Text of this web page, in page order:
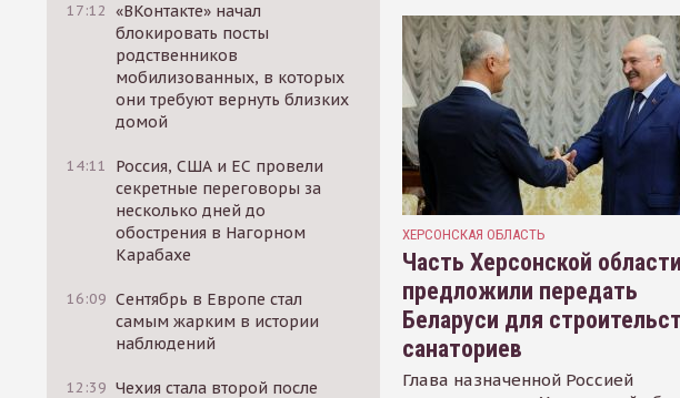
17:12 «ВКонтакте» начал
блокировать посты
родственников
мобилизованных, в которых
они требуют вернуть близких
домой
14:11
Россия, США и ЕС провели
секретные переговоры за
несколько дней до
обострения в Нагорном
Карабахе
16:09 Сентябрь в Европе стал
самым жарким в истории
наблюдений
12:39 Чехия стала второй после
ХЕРСОНСКАЯ ОБЛАСТЬ
Часть Херсонской области
предложили передать
Беларуси для
санаториев
Глава назначенной Россией